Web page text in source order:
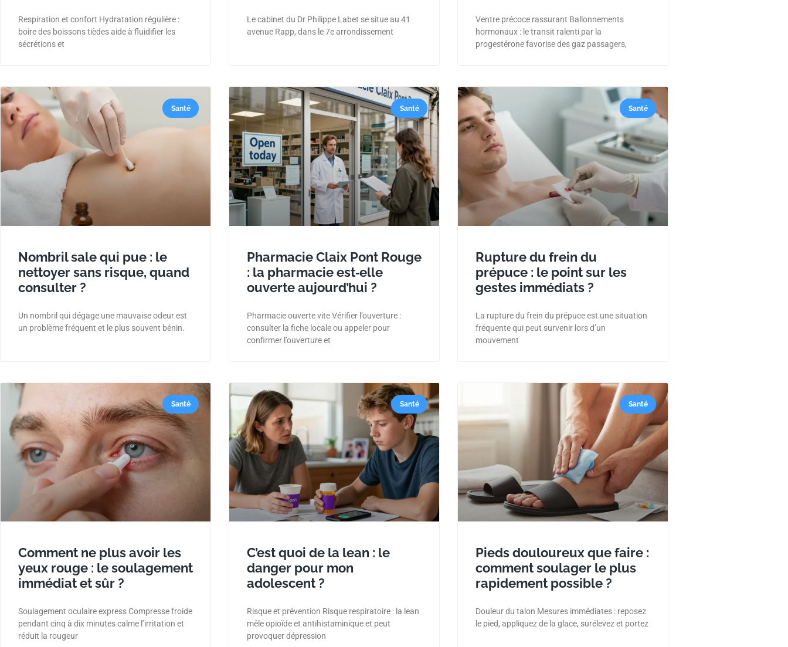
Respiration et confort Hydratation régulière :
boire des boissons tièdes aide à fluidifier les
sécrétions et
Le cabinet du Dr Philippe Labet se situe au 41
avenue Rapp, dans le 7e arrondissement
Ventre précoce rassurant Ballonnements
hormonaux : le transit ralenti par la
progestérone favorise des gaz passagers,
Santé
Nombril sale qui pue : le
nettoyer sans risque, quand
consulter ?
Un nombril qui dégage une mauvaise odeur est
un problème fréquent et le plus souvent bénin.
Santé
Pharmacie Claix Pont Rouge
: la pharmacie est‑elle
ouverte aujourd’hui ?
Pharmacie ouverte vite Vérifier l’ouverture :
consulter la fiche locale ou appeler pour
confirmer l’ouverture et
Santé
Rupture du frein du
prépuce : le point sur les
gestes immédiats ?
La rupture du frein du prépuce est une situation
fréquente qui peut survenir lors d’un
mouvement
Santé
Comment ne plus avoir les
yeux rouge : le soulagement
immédiat et sûr ?
Soulagement oculaire express Compresse froide
pendant cinq à dix minutes calme l’irritation et
réduit la rougeur
Santé
C’est quoi de la lean : le
danger pour mon
adolescent ?
Risque et prévention Risque respiratoire : la lean
mêle opioïde et antihistaminique et peut
provoquer dépression
Santé
Pieds douloureux que faire :
comment soulager le plus
rapidement possible ?
Douleur du talon Mesures immédiates : reposez
le pied, appliquez de la glace, surélevez et portez